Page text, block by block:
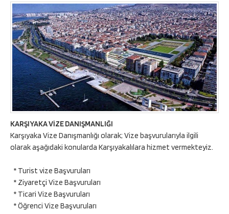
KARŞIYAKA VİZE DANIŞMANLIĞI
Karşıyaka Vize Danışmanlığı olarak; Vize başvurularıyla ilgili
olarak aşağıdaki konularda Karşıyakalılara hizmet vermekteyiz.
* Turist vize Başvuruları
* Ziyaretçi Vize Başvuruları
* Ticari Vize Başvuruları
* Öğrenci Vize Başvuruları